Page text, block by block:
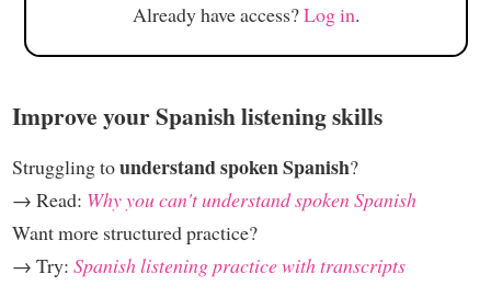
Already have access?Log in.
Improve your Spanish listening skills
Struggling tounderstand spoken Spanish?
→ Read: Why you can't understand spoken Spanish
Want more structured practice?
→ Try: Spanish listening practice with transcripts